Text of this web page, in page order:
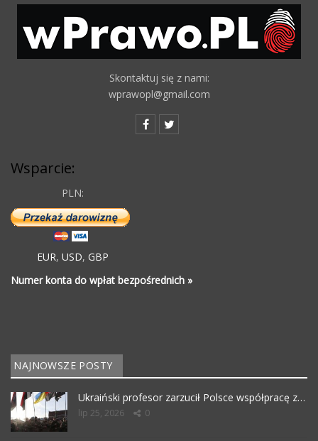
Skontaktuj się z nami:
wprawopl@gmail.com
Wsparcie:
PLN:
EUR, USD, GBP
Numer konta do wpłat bezpośrednich »
NAJNOWSZE POSTY
Ukraiński profesor zarzucił Polsce współpracę z…
lip 25, 2026 0